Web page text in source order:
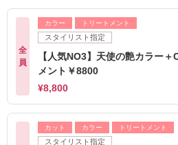
全
員
カラー トリートメント
スタイリスト指定
【人気NO3】天使の艶カラー＋
メント￥8800
¥8,800
カット カラー トリートメント
スタイリスト指定